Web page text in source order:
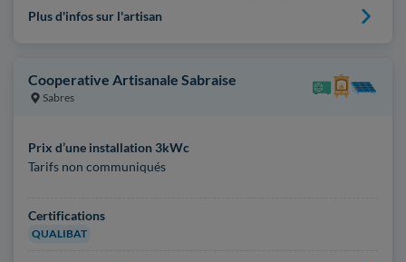
Plus d'infos sur l'artisan
Cooperative Artisanale Sabraise
Sabres
Prix d’une installation 3kWc
Tarifs non communiqués
Certifications
QUALIBAT